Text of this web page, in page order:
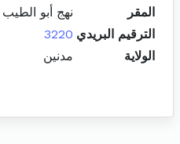
المقر
نهج أبو
الترقيم البريدي 3220
الولاية
مدنين